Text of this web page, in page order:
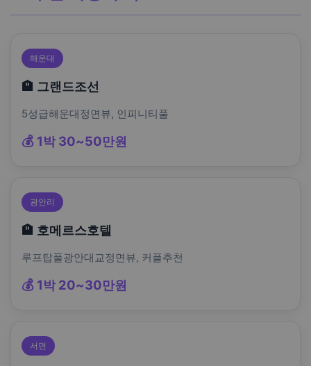
해운대
🏨 그랜드조선
5성급해운대정면뷰, 인피니티풀
💰 1박 30~50만원
광안리
🏨 호메르스호텔
루프탑풀광안대교정면뷰, 커플추천
💰 1박 20~30만원
서면